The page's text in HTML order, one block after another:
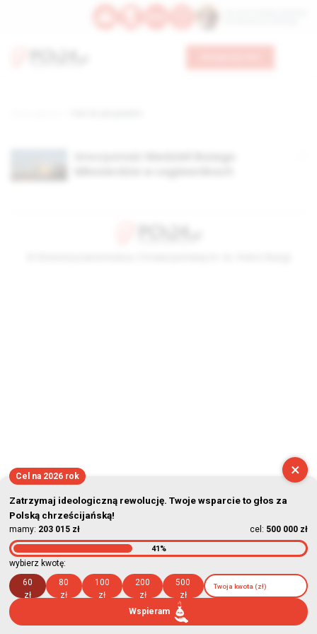
×
Cel na 2026 rok
Zatrzymaj ideologiczną rewolucję. Twoje wsparcie to głos za
Polską chrześcijańską!
mamy: 203 015 zł cel: 500 000 zł
41%
wybierz kwotę:
60
zł
80
zł
100
zł
200
zł
500
zł
Wspieram